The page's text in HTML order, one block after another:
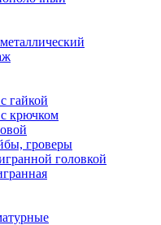
гайкой
крючком
гроверы
головкой